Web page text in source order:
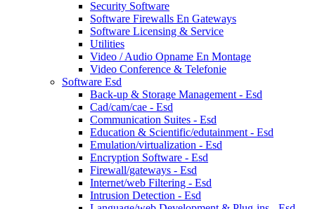
Security Software
Software Firewalls En Gateways
Software Licensing & Service
Utilities
Video / Audio Opname En Montage
Video Conference & Telefonie
Software Esd
Back-up & Storage Management - Esd
Cad/cam/cae - Esd
Communication Suites - Esd
Education & Scientific/edutainment - Esd
Emulation/virtualization - Esd
Encryption Software - Esd
Firewall/gateways - Esd
Internet/web Filtering - Esd
Intrusion Detection - Esd